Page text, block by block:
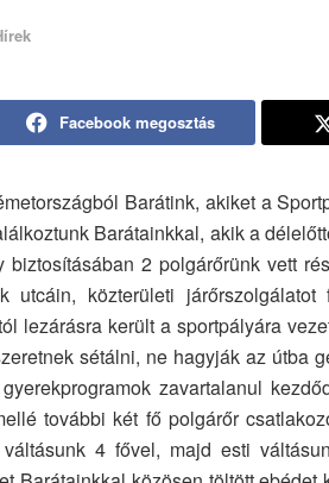
Facebook megosztás
Barátink, akiket a
Barátainkkal, akik a
2 polgárőrünk vett
utcáin, közterületi
lezárásra került a sportpályára
sétálni, ne hagyják az útba
zavartalanul
további két fő polgárőr
4 fővel, majd esti